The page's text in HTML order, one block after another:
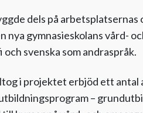
dels på arbetsplatsernas
nya gymnasieskolans vård-
svenska som andraspråk.
i projektet erbjöd ett antal
–